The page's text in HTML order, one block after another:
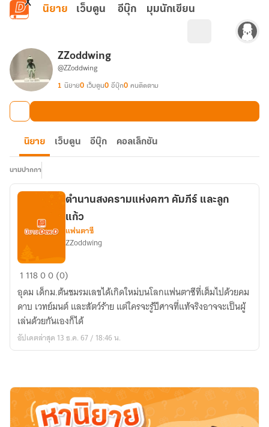
ข้ามไปยังเนื้อหาหลัก
นิยาย เว็บตูน อีบุ๊ก มุมนักเขียน
ZZoddwing
@ZZoddwing
1 นิยาย0 เว็บตูน0 อีบุ๊ก0 คนติดตาม
นิยาย เว็บตูน อีบุ๊ก คอลเล็กชัน
นามปากกา
ตำนาน
คราม
แห่ง
คฑา
คัมภีร์
แก้ว
ตำนานสงครามแห่งคฑา คัมภีร์ และลูก
แก้ว
แฟนตาซี
ZZoddwing
1 11800 (0)
อุดม เด็กม.ต้นชมรมเลขได้เกิดใหม่บนโลกแฟนตาซีที่เต็มไปด้วยคม
ดาบ เวทย์มนต์ และสัตว์ร้าย แต่ใครจะรู้ปีศาจที่แท้จริงอาจจะเป็นผู้
เล่นด้วยกันเองก็ได้
อัปเดตล่าสุด 13 ธ.ค. 67 / 18:46 น.